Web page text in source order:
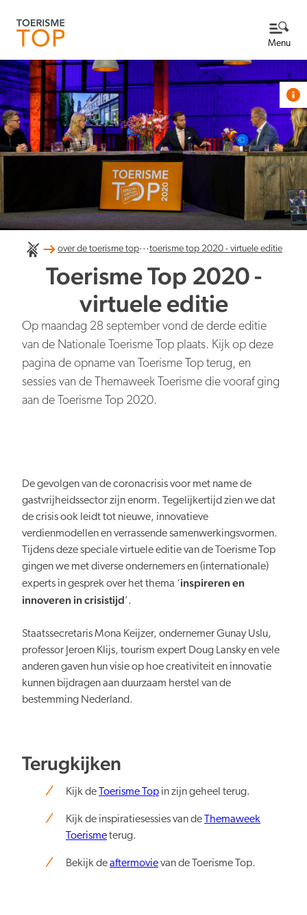
Menu
Praktische info
Programma
Bekijk het programma
Sessies en sprekers
Over de Toerisme Top
Contact
over de toerisme top...toerisme top 2020 - virtuele editie
Toerisme Top 2020 -
virtuele editie
Op maandag 28 september vond de derde editie
van de Nationale Toerisme Top plaats. Kijk op deze
pagina de opname van Toerisme Top terug, en
sessies van de Themaweek Toerisme die vooraf ging
aan de Toerisme Top 2020.
De gevolgen van de coronacrisis voor met name de
gastvrijheidssector zijn enorm. Tegelijkertijd zien we dat
de crisis ook leidt tot nieuwe, innovatieve
verdienmodellen en verrassende samenwerkingsvormen.
Tijdens deze speciale virtuele editie van de Toerisme Top
gingen we met diverse ondernemers en (internationale)
experts in gesprek over het thema ‘inspireren en
innoveren in crisistijd’.
Staatssecretaris Mona Keijzer, ondernemer Gunay Uslu,
professor Jeroen Klijs, tourism expert Doug Lansky en vele
anderen gaven hun visie op hoe creativiteit en innovatie
kunnen bijdragen aan duurzaam herstel van de
bestemming Nederland.
Terugkijken
Kijk de Toerisme Top in zijn geheel terug.
Kijk de inspiratiesessies van de
Themaweek
Toerismeterug.
Bekijk deaftermovievan de Toerisme Top.